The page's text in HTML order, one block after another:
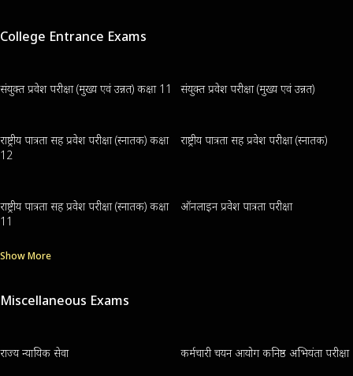
College Entrance Exams
संयुक्त प्रवेश परीक्षा (मुख्य एवं उन्नत) कक्षा 11 संयुक्त प्रवेश परीक्षा (मुख्य एवं उन्नत)
राष्ट्रीय पात्रता सह प्रवेश परीक्षा (स्नातक) कक्षा
12
राष्ट्रीय पात्रता सह प्रवेश परीक्षा (स्नातक)
राष्ट्रीय पात्रता सह प्रवेश परीक्षा (स्नातक) कक्षा
11
ऑनलाइन प्रवेश पात्रता परीक्षा
Show More
Miscellaneous Exams
राज्य न्यायिक सेवा कर्मचारी चयन आयोग कनिष्ठ अभियंता परीक्षा